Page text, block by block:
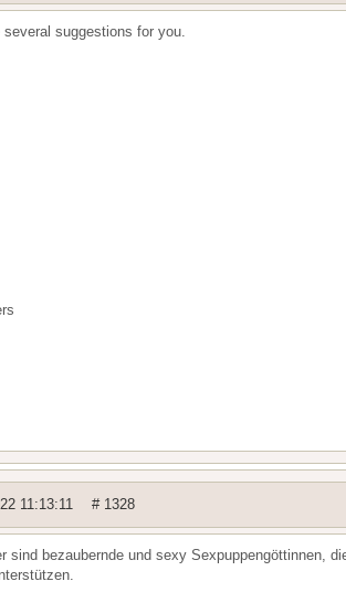
suggestions for you.
11:13:11 # 1328
sind bezaubernde und sexy Sexpuppengöttinnen,